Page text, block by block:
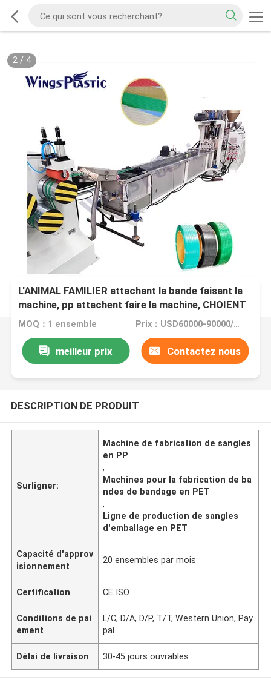
2/4
L'ANIMAL FAMILIER attachant la bande faisant la
machine, pp attachent faire la machine, CHOIENT
la chaîne de production de emballage de courroie
MOQ：1 ensemble Prix：USD60000-90000/set
meilleur prix Contactez nous
DESCRIPTION DE PRODUIT
Surligner:
Machine de fabrication de sangles
en PP
,
Machines pour la fabrication de ba
ndes de bandage en PET
,
Ligne de production de sangles
d'emballage en PET
Capacité d'approv
isionnement
20 ensembles par mois
Certification CE ISO
Conditions de pai
ement
L/C, D/A, D/P, T/T, Western Union, Pay
pal
Délai de livraison 30-45 jours ouvrables